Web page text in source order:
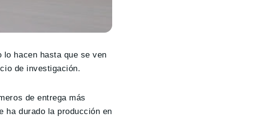
lo hacen hasta que se ven
de investigación.
de entrega más
ha durado la producción en